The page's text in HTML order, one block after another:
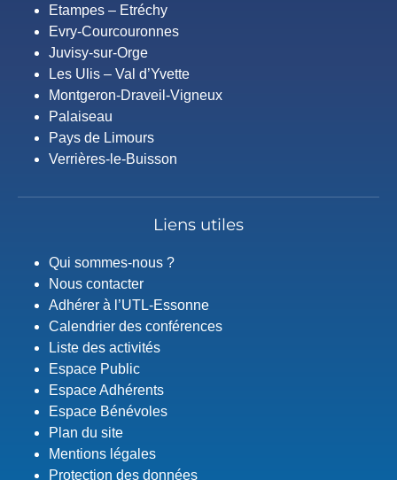
Etampes – Etréchy
Evry-Courcouronnes
Juvisy-sur-Orge
Les Ulis – Val d’Yvette
Montgeron-Draveil-Vigneux
Palaiseau
Pays de Limours
Verrières-le-Buisson
Liens utiles
Qui sommes-nous ?
Nous contacter
Adhérer à l’UTL-Essonne
Calendrier des conférences
Liste des activités
Espace Public
Espace Adhérents
Espace Bénévoles
Plan du site
Mentions légales
Protection des données